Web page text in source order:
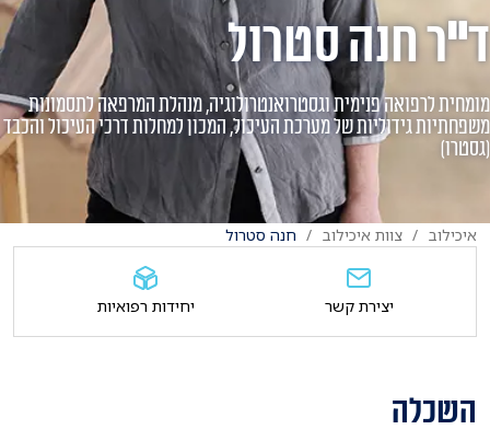
ד"ר חנה סטרול
מומחית לרפואה פנימית וגסטרואנטרולוגיה, מנהלת המרפאה לתסמונות
משפחתיות גידוליות של מערכת העיכול, המכון למחלות דרכי העיכול והכבד
(גסטרו)
איכילוב צוות איכילוב חנה סטרול
השכלה
יצירת קשר יחידות רפואיות